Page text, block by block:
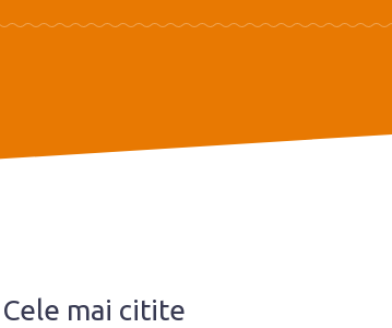
Cele mai citite